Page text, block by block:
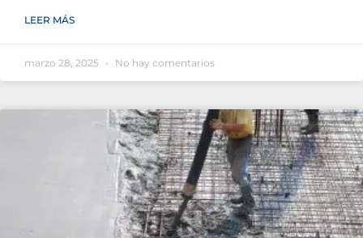
LEER MÁS
marzo 28, 2025 No hay comentarios